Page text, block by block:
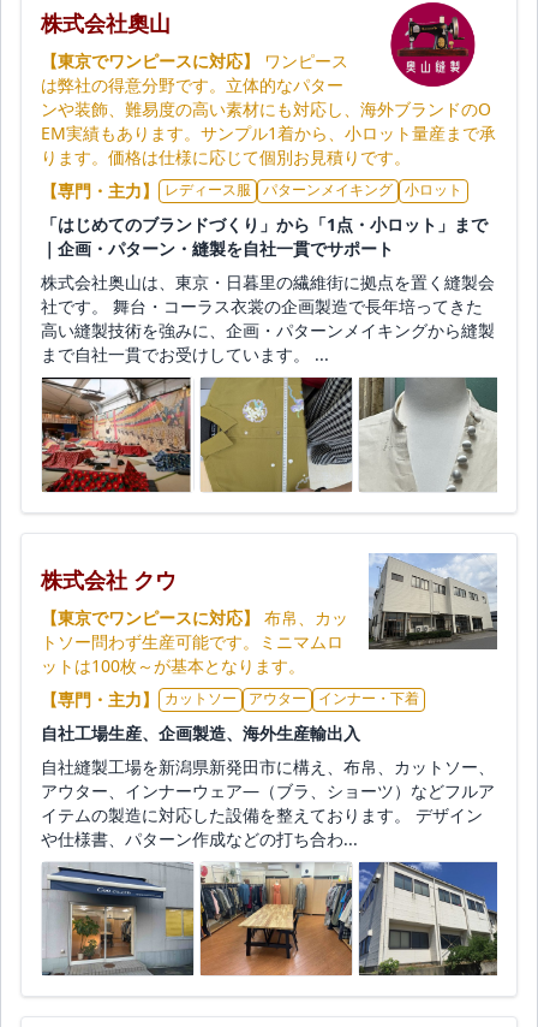
株式会社奧山
【東京でワンピースに対応】
ワンピース
は弊社の得意分野です。立体的なパター
ンや装飾、難易度の高い素材にも対応し、海外ブランドのO
EM実績もあります。サンプル1着から、小ロット量産まで承
ります。価格は仕様に応じて個別お見積りです。
【専門・主力】
レディース服 パターンメイキング 小ロット
「はじめてのブランドづくり」から「1点・小ロット」まで
｜企画・パターン・縫製を自社一貫でサポート
株式会社奥山は、東京・日暮里の繊維街に拠点を置く縫製会
社です。 舞台・コーラス衣裳の企画製造で長年培ってきた
高い縫製技術を強みに、企画・パターンメイキングから縫製
まで自社一貫でお受けしています。 ...
株式会社 クウ
【東京でワンピースに対応】
布帛、カッ
トソー問わず生産可能です。ミニマムロ
ットは100枚～が基本となります。
【専門・主力】
カットソー アウター インナー・下着
自社工場生産、企画製造、海外生産輸出入
自社縫製工場を新潟県新発田市に構え、布帛、カットソー、
アウター、インナーウェア―（ブラ、ショーツ）などフルア
イテムの製造に対応した設備を整えております。 デザイン
や仕様書、パターン作成などの打ち合わ...